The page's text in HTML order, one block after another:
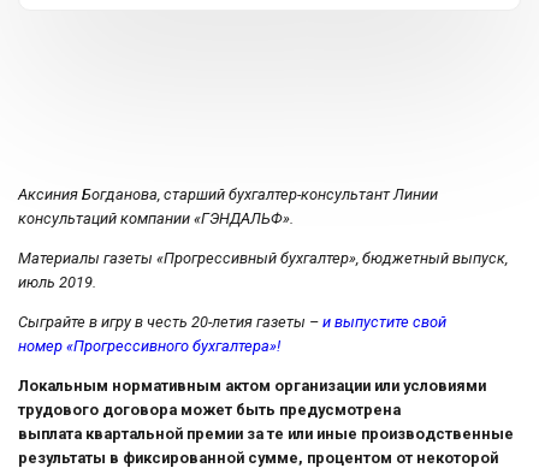
Аксиния Богданова, старший бухгалтер-консультант Линии
консультаций компании «ГЭНДАЛЬФ».
Материалы газеты «Прогрессивный бухгалтер», бюджетный выпуск,
июль 2019.
Сыграйте в игру в честь 20-летия газеты – и выпустите свой
номер «Прогрессивного бухгалтера»!
Локальным нормативным актом организации или условиями
трудового договора может быть предусмотрена
выплата квартальной премии за те или иные производственные
результаты в фиксированной сумме, процентом от некоторой